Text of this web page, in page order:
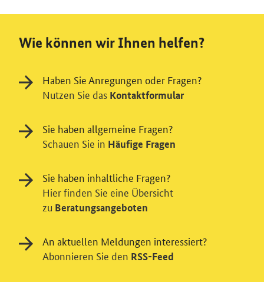
Wie können wir Ihnen helfen?
Haben Sie Anregungen oder Fragen?
Nutzen Sie das Kontaktformular
Sie haben allgemeine Fragen?
Schauen Sie in Häufige Fragen
Sie haben inhaltliche Fragen?
Hier finden Sie eine Übersicht
zu Beratungsangeboten
An aktuellen Meldungen interessiert?
Abonnieren Sie den RSS-Feed